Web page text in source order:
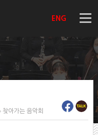
ENG
찾아가는 음악회